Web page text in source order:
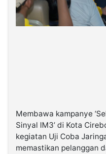
Membawa kampanye
Sinyal IM3’ di Kota
kegiatan Uji Coba
memastikan pelanggan